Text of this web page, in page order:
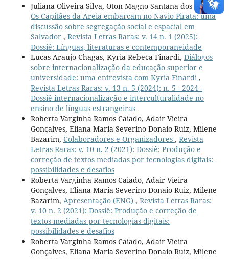
Juliana Oliveira Silva, Oton Magno Santana dos Santos,
Os Capitães da Areia embarcam no Navio Pirata: uma
discussão sobre segregação social e espacial em
Salvador , Revista Letras Raras: v. 14 n. 1 (2025):
Dossiê: Línguas, literaturas e contemporaneidade
Lucas Araujo Chagas, Kyria Rebeca Finardi, Diálogos
sobre internacionalização da educação superior e
universidade: uma entrevista com Kyria Finardi,
Revista Letras Raras: v. 13 n. 5 (2024): n. 5 - 2024 -
Dossiê internacionalização e interculturalidade no
ensino de línguas estrangeiras
Roberta Varginha Ramos Caiado, Adair Vieira
Gonçalves, Eliana Maria Severino Donaio Ruiz, Milene
Bazarim, Colaboradores e Organizadores , Revista
Letras Raras: v. 10 n. 2 (2021): Dossiê: Produção e
correção de textos mediadas por tecnologias digitais:
possibilidades e desafios
Roberta Varginha Ramos Caiado, Adair Vieira
Gonçalves, Eliana Maria Severino Donaio Ruiz, Milene
Bazarim, Apresentação (ENG) , Revista Letras Raras:
v. 10 n. 2 (2021): Dossiê: Produção e correção de
textos mediadas por tecnologias digitais:
possibilidades e desafios
Roberta Varginha Ramos Caiado, Adair Vieira
Gonçalves, Eliana Maria Severino Donaio Ruiz, Milene